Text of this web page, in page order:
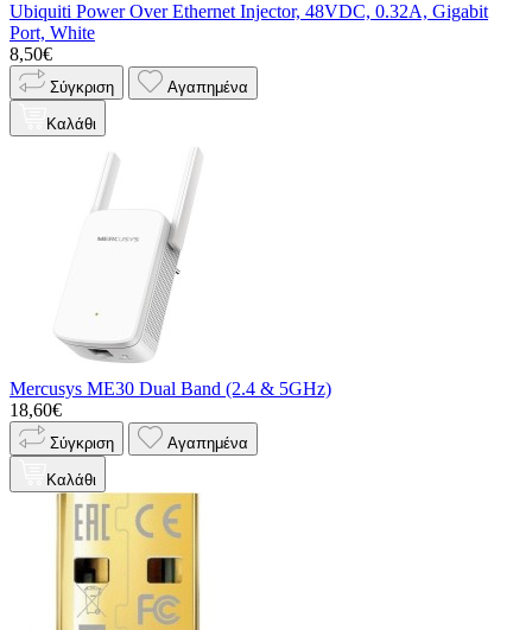
Ubiquiti Power Over Ethernet Injector, 48VDC, 0.32A, Gigabit
Port, White
8,50€
Σύγκριση Αγαπημένα
Καλάθι
Mercusys ME30 Dual Band (2.4 & 5GHz)
18,60€
Σύγκριση Αγαπημένα
Καλάθι